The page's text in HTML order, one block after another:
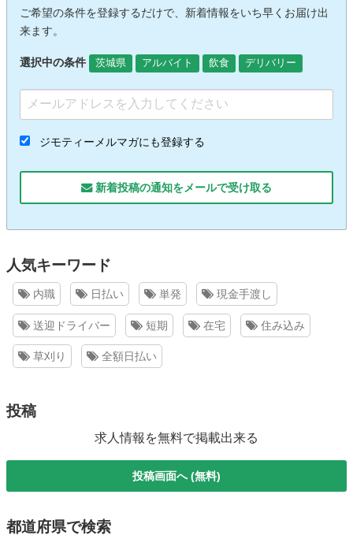
ご希望の条件を登録するだけで、新着情報をいち早くお届け出
来ます。
選択中の条件 茨城県 アルバイト 飲食 デリバリー
ジモティーメルマガにも登録する
新着投稿の通知をメールで受け取る
人気キーワード
内職 日払い 単発 現金手渡し
送迎ドライバー 短期 在宅 住み込み
草刈り 全額日払い
投稿
求人情報を無料で掲載出来る
投稿画面へ (無料)
都道府県で検索